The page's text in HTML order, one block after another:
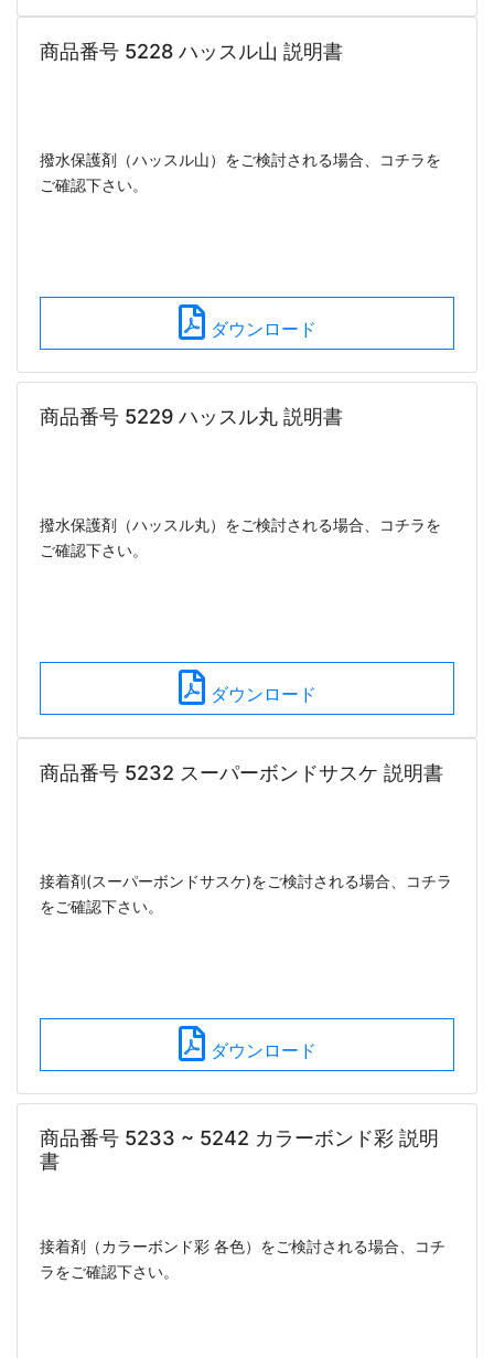
商品番号 5228 ハッスル山 説明書
撥水保護剤（ハッスル山）をご検討される場合、コチラを
ご確認下さい。
ダウンロード
商品番号 5229 ハッスル丸 説明書
撥水保護剤（ハッスル丸）をご検討される場合、コチラを
ご確認下さい。
ダウンロード
商品番号 5232 スーパーボンドサスケ 説明書
接着剤(スーパーボンドサスケ)をご検討される場合、コチラ
をご確認下さい。
ダウンロード
商品番号 5233 ~ 5242 カラーボンド彩 説明
書
接着剤（カラーボンド彩 各色）をご検討される場合、コチ
ラをご確認下さい。